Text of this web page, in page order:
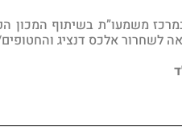
משמעו”ת בשיתוף המכון
לשחרור אלכס דנציג